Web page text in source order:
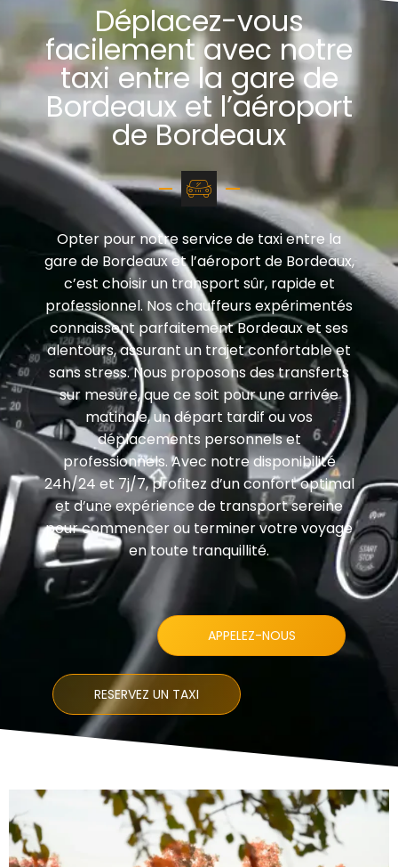
Déplacez-vous
facilement avec notre
taxi entre la gare de
Bordeaux et l’aéroport
de Bordeaux
Opter pour notre service de taxi entre la
gare de Bordeaux et l’aéroport de Bordeaux,
c’est choisir un transport sûr, rapide et
professionnel. Nos chauffeurs expérimentés
connaissent parfaitement Bordeaux et ses
alentours, assurant un trajet confortable et
sans stress. Nous proposons des transferts
sur mesure, que ce soit pour une arrivée
matinale, un départ tardif ou vos
déplacements personnels et
professionnels. Avec notre disponibilité
24h/24 et 7j/7, profitez d’un confort optimal
et d’une expérience de transport sereine
pour commencer ou terminer votre voyage
en toute tranquillité.
APPELEZ-NOUS
RESERVEZ UN TAXI